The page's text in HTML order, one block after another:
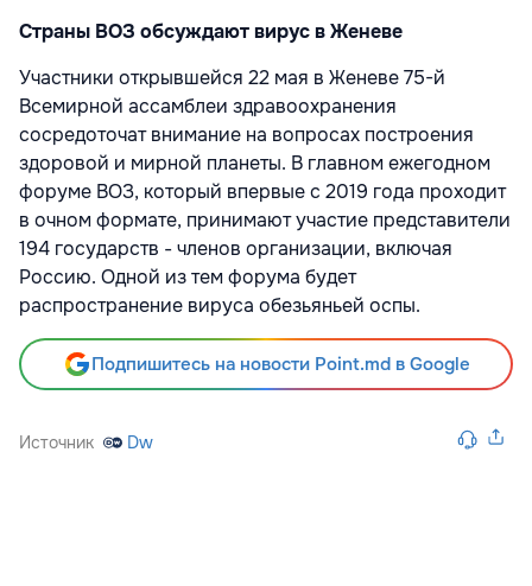
Страны ВОЗ обсуждают вирус в Женеве
Участники открывшейся 22 мая в Женеве 75-й
Всемирной ассамблеи здравоохранения
сосредоточат внимание на вопросах построения
здоровой и мирной планеты. В главном ежегодном
форуме ВОЗ, который впервые с 2019 года проходит
в очном формате, принимают участие представители
194 государств - членов организации, включая
Россию. Одной из тем форума будет
распространение вируса обезьяньей оспы.
Подпишитесь на новости Point.md в Google
Источник Dw